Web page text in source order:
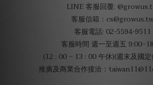
LINE 客服回覆:
客服信箱：cs@growus.tw
客服電話: 02-5594-9511
客服時間 週一至週五
(12 : 00 ~ 13 : 00 午休)(週末及國
推廣及商業合作接洽：